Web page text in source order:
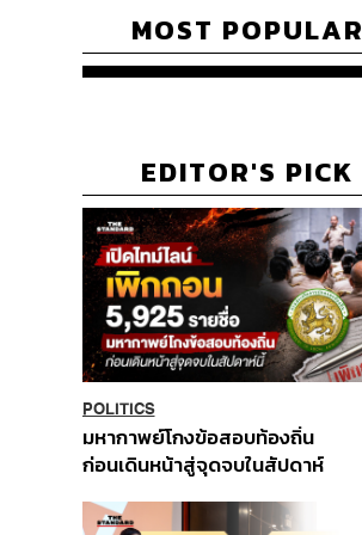
MOST POPULAR
EDITOR'S PICK
POLITICS
มหากาพย์โกงข้อสอบท้องถิ่น
ก่อนเดินหน้าสู่จุดจบในสัปดาห์